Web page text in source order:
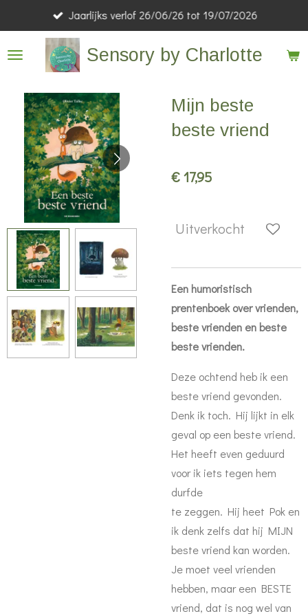
direct
naar
hoofdinhoud
Sensory by Charlotte
Jaarlijks verlof 26/06/26 tot 19/07/2026
Mijn beste
beste vriend
€ 17,95
Uitverkocht
Een humoristisch
prentenboek over vrienden,
beste vrienden en beste
beste vrienden.
Deze ochtend heb ik een
beste vriend gevonden.
Denk ik toch. Hij lijkt in elk
geval op een beste vriend.
Het heeft even geduurd
voor ik iets tegen hem
durfde
te zeggen. Hij heet Pok en
ik denk zelfs dat hij MIJN
beste vriend kan worden.
Je moet veel vrienden
hebben, maar een BESTE
vriend, dat is nog wel van